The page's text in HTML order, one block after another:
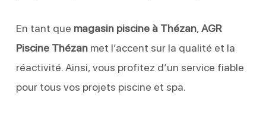
En tant que magasin piscine à Thézan, AGR
Piscine Thézanmet l’accent sur la qualité et la
réactivité. Ainsi, vous profitez d’un service fiable
pour tous vos projets piscine et spa.